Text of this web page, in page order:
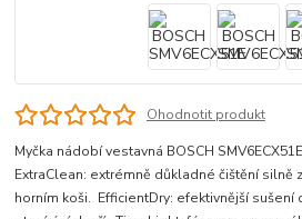
Ohodnotit produkt
Myčka nádobí vestavná BOSCH
ExtraClean: extrémně důkladné čištění silně
horním koši. EfficientDry: efektivnější sušení